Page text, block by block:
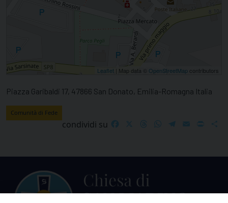
Leaflet | Map data © OpenStreetMap contributors
Piazza Garibaldi 17, 47866 San Donato, Emilia-Romagna Italia
Comunità di Fede
condividi su FacebookThreadsWhatsApp
Telegram
EmailPrint